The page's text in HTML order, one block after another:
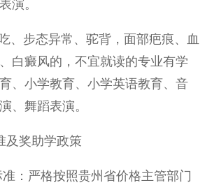
演。
、步态异常、驼背，面部疤痕、血
白癜风的，不宜就读的专业有学
、小学教育、小学英语教育、音
、舞蹈表演。
及奖助学政策
：严格按照贵州省价格主管部门